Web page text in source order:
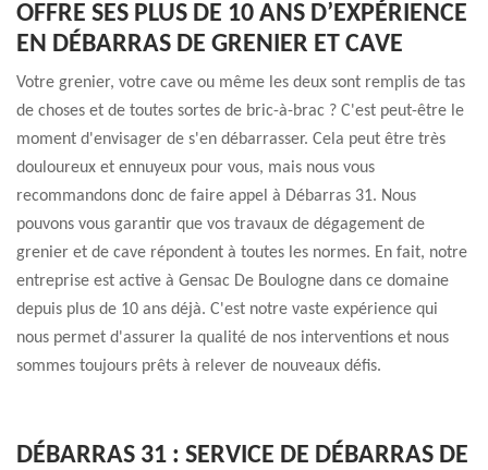
OFFRE SES PLUS DE 10 ANS D’EXPÉRIENCE
EN DÉBARRAS DE GRENIER ET CAVE
Votre grenier, votre cave ou même les deux sont remplis de tas
de choses et de toutes sortes de bric-à-brac ? C'est peut-être le
moment d'envisager de s'en débarrasser. Cela peut être très
douloureux et ennuyeux pour vous, mais nous vous
recommandons donc de faire appel à Débarras 31. Nous
pouvons vous garantir que vos travaux de dégagement de
grenier et de cave répondent à toutes les normes. En fait, notre
entreprise est active à Gensac De Boulogne dans ce domaine
depuis plus de 10 ans déjà. C'est notre vaste expérience qui
nous permet d'assurer la qualité de nos interventions et nous
sommes toujours prêts à relever de nouveaux défis.
DÉBARRAS 31 : SERVICE DE DÉBARRAS DE